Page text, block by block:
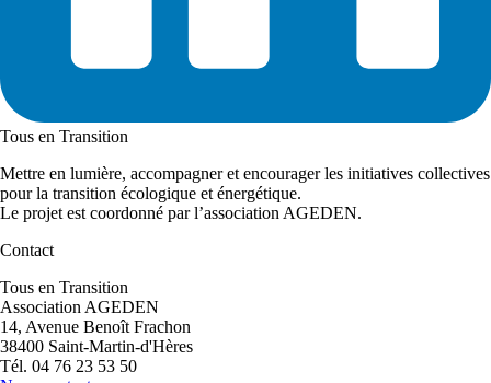
Tous en Transition
Mettre en lumière, accompagner et encourager les initiatives collectives
pour la transition écologique et énergétique.
Le projet est coordonné par l’association AGEDEN.
Contact
Tous en Transition
Association AGEDEN
14, Avenue Benoît Frachon
38400 Saint-Martin-d'Hères
Tél. 04 76 23 53 50